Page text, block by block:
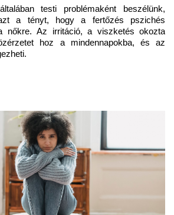
testi problémaként beszélünk,
a tényt, hogy a fertőzés pszichés
nőkre. Az irritáció, a viszketés okozta
hoz a mindennapokba, és az